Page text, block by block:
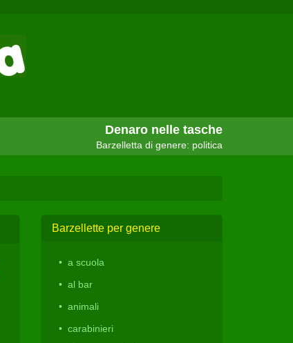
Denaro nelle tasche
Barzelletta di genere: politica
Barzellette per genere
a scuola
al bar
animali
carabinieri